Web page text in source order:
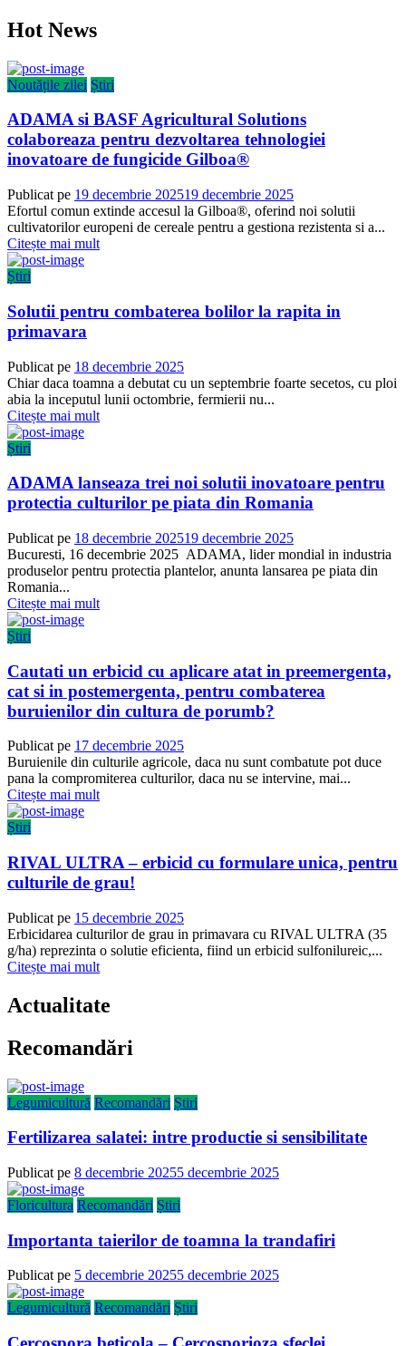
Hot News
Noutățile zilei Știri
ADAMA si BASF Agricultural Solutions
colaboreaza pentru dezvoltarea tehnologiei
inovatoare de fungicide Gilboa®
Publicat pe 19 decembrie 202519 decembrie 2025
Efortul comun extinde accesul la Gilboa®, oferind noi solutii
cultivatorilor europeni de cereale pentru a gestiona rezistenta si a...
Citește mai mult
Știri
Solutii pentru combaterea bolilor la rapita in
primavara
Publicat pe 18 decembrie 2025
Chiar daca toamna a debutat cu un septembrie foarte secetos, cu ploi
abia la inceputul lunii octombrie, fermierii nu...
Citește mai mult
Știri
ADAMA lanseaza trei noi solutii inovatoare pentru
protectia culturilor pe piata din Romania
Publicat pe 18 decembrie 202519 decembrie 2025
Bucuresti, 16 decembrie 2025 ADAMA, lider mondial in industria
produselor pentru protectia plantelor, anunta lansarea pe piata din
Romania...
Citește mai mult
Știri
Cautati un erbicid cu aplicare atat in preemergenta,
cat si in postemergenta, pentru combaterea
buruienilor din cultura de porumb?
Publicat pe 17 decembrie 2025
Buruienile din culturile agricole, daca nu sunt combatute pot duce
pana la compromiterea culturilor, daca nu se intervine, mai...
Citește mai mult
Știri
RIVAL ULTRA – erbicid cu formulare unica, pentru
culturile de grau!
Publicat pe 15 decembrie 2025
Erbicidarea culturilor de grau in primavara cu RIVAL ULTRA (35
g/ha) reprezinta o solutie eficienta, fiind un erbicid sulfonilureic,...
Citește mai mult
Actualitate
Recomandări
Legumicultură Recomandări Știri
Fertilizarea salatei: intre productie si sensibilitate
Publicat pe 8 decembrie 20255 decembrie 2025
Floricultura Recomandări Știri
Importanta taierilor de toamna la trandafiri
Publicat pe 5 decembrie 20255 decembrie 2025
Legumicultură Recomandări Știri